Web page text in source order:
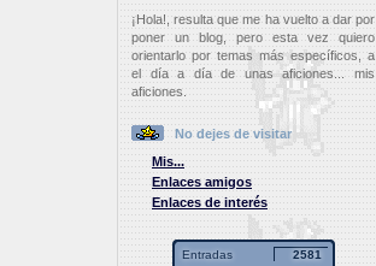
¡Hola!, resulta que me ha vuelto a dar por
poner un blog, pero esta vez quiero
orientarlo por temas más específicos, a
el día a día de unas aficiones... mis
aficiones.
No dejes de visitar
Mis...
Enlaces amigos
Enlaces de interés
Entradas 2581